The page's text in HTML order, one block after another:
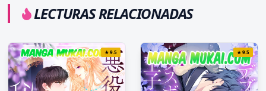
LECTURAS RELACIONADAS
★9.5 ★9.5